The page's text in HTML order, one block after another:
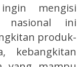
mengisi
nasional ini
produk-
kebangkitan